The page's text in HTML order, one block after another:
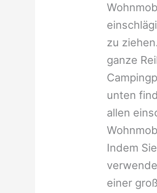
zu
ganze
unten
allen
Indem
einer